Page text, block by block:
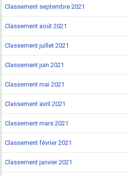
Classement septembre 2021
Classement août 2021
Classement juillet 2021
Classement juin 2021
Classement mai 2021
Classement avril 2021
Classement mars 2021
Classement février 2021
Classement janvier 2021